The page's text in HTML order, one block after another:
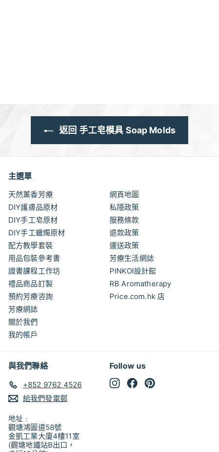
0
返回 手工皂模具 Soap Molds
主選單
天然薰香芳療
DIY護膚品原材
DIY手工皂原材
DIY手工蠟燭原材
配方教學套裝
用品包裝參考書
證書課程工作坊
禮品商品訂製
預約芳療咨詢
芳療網誌
關於我們
我的帳戶
網頁地圖
私隱政策
服務條款
退款政策
運送政策
芳療生活網誌
PINKOI設計館
RB Aromatherapy
Price.com.hk 店
與我們聯絡
+852 9762 4526
給我們發電郵
地址﹕
觀塘鴻圖道58號
金凱工業大廈4樓11室
(觀塘地鐵站B出口，
Follow us
InstagramFacebook